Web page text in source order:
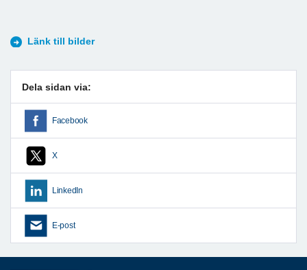
Länk till bilder
Dela sidan via:
Facebook
X
LinkedIn
E-post